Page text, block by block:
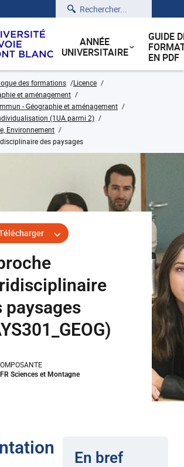
Rechercher
ANNÉE
UNIVERSITAIRE
GUIDE
EN PDF
des formations
Licence
et aménagement
- Géographie et aménagement
(1UA parmi 2)
Environnement
des paysages
paysages
Sciences et Montagne
En bref